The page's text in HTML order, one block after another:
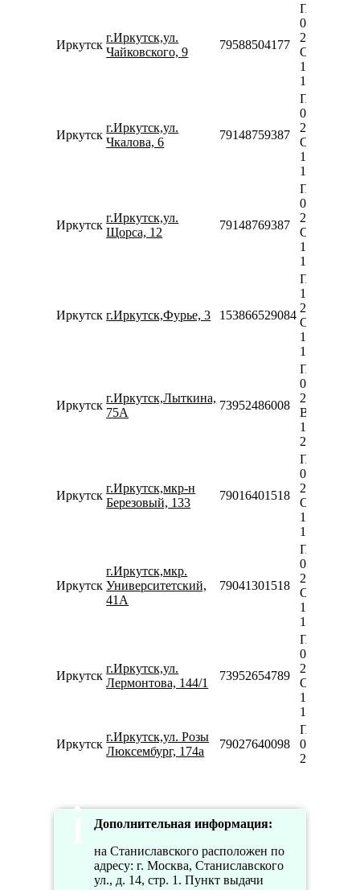
Иркутск
г.Иркутск,ул.
Чайковского, 9
79588504177
Пн-Пт
09:00-
20:00
Сб-Вс
10:00-
18:00
Иркутск
г.Иркутск,ул.
Чкалова, 6
79148759387
Пн-Пт
09:00-
20:00
Сб-Вс
10:00-
18:00
Иркутск
г.Иркутск,ул.
Щорса, 12
79148769387
Пн-Пт
09:00-
20:00
Сб-Вс
10:00-
18:00
Иркутск г.Иркутск,Фурье, 3 153866529084
Пн-Пт
10:00-
20:00
Сб-Вс
10:00-
18:00
Иркутск
г.Иркутск,Лыткина,
75А
73952486008
Пн-Сб
08:00-
20:00
Вс
10:00-
20:00
Иркутск
г.Иркутск,мкр-н
Березовый, 133
79016401518
Пн-Пт
09:00-
20:00
Сб-Вс
10:00-
18:00
Иркутск
г.Иркутск,мкр.
Университетский,
41А
79041301518
Пн-Пт
09:00-
20:00
Сб-Вс
10:00-
18:00
Иркутск
г.Иркутск,ул.
Лермонтова, 144/1
73952654789
Пн-Пт
09:00-
20:00
Сб-Вс
10:00-
18:00
Иркутск
г.Иркутск,ул. Розы
Люксембург, 174а
79027640098
Пн-Вс
09:00-
20:00
Дополнительная информация:
на Станиславского расположен по
адресу: г. Москва, Станиславского
ул., д. 14, стр. 1. Пункт выдачи